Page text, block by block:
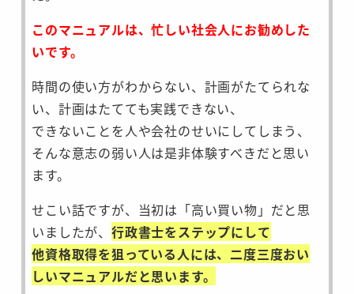
このマニュアルは、忙しい社会人にお勧めした
いです。
時間の使い方がわからない、計画がたてられな
い、計画はたてても実践できない、
できないことを人や会社のせいにしてしまう、
そんな意志の弱い人は是非体験すべきだと思い
ます。
せこい話ですが、当初は「高い買い物」だと思
いましたが、 行政書士をステップにして
他資格取得を狙っている人には、二度三度おい
しいマニュアルだと思います。